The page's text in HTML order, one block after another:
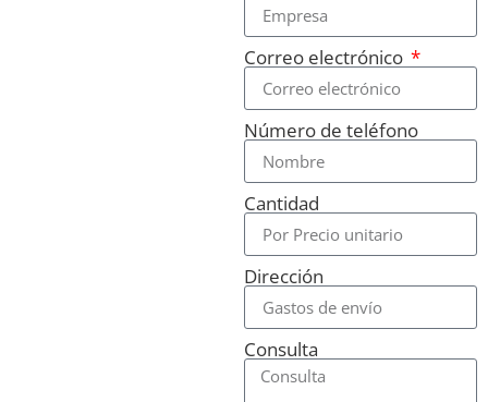
Correo electrónico
Número de teléfono
Cantidad
Dirección
Consulta